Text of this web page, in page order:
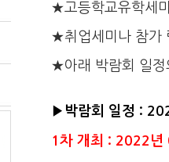
★고등학교유학세
★취업세미나 참가
★아래 박람회 일정
▶박람회 일정 :
1차 개최 : 2022년